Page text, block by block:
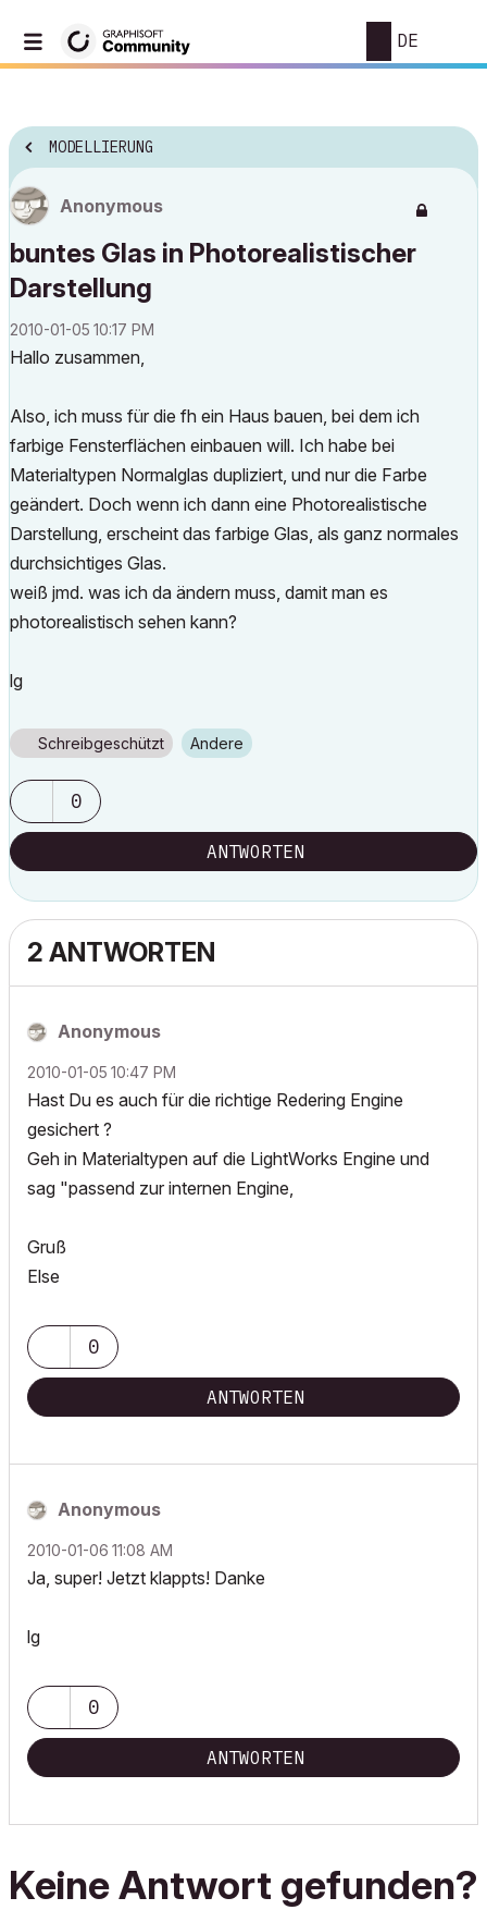
DE
MODELLIERUNG
Anonymous
buntes Glas in Photorealistischer
Darstellung
‎2010-01-05 10:17 PM
Hallo zusammen,
Also, ich muss für die fh ein Haus bauen, bei dem ich
farbige Fensterflächen einbauen will. Ich habe bei
Materialtypen Normalglas dupliziert, und nur die Farbe
geändert. Doch wenn ich dann eine Photorealistische
Darstellung, erscheint das farbige Glas, als ganz normales
durchsichtiges Glas.
weiß jmd. was ich da ändern muss, damit man es
photorealistisch sehen kann?
lg
Schreibgeschützt Andere
0
ANTWORTEN
2 ANTWORTEN
Anonymous
‎2010-01-05 10:47 PM
Hast Du es auch für die richtige Redering Engine
gesichert ?
Geh in Materialtypen auf die LightWorks Engine und
sag "passend zur internen Engine,
Gruß
Else
0
ANTWORTEN
Anonymous
‎2010-01-06 11:08 AM
Ja, super! Jetzt klappts! Danke
lg
0
ANTWORTEN
Keine Antwort gefunden?